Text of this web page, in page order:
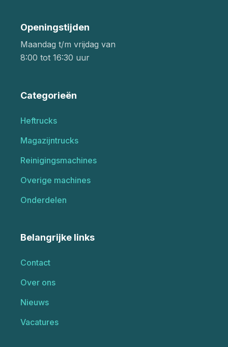
Openingstijden
Maandag t/m vrijdag van
8:00 tot 16:30 uur
Categorieën
Heftrucks
Magazijntrucks
Reinigingsmachines
Overige machines
Onderdelen
Belangrijke links
Contact
Over ons
Nieuws
Vacatures